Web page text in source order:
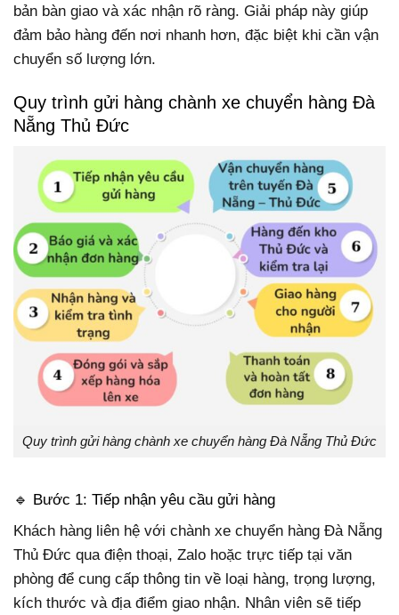
bản bàn giao và xác nhận rõ ràng. Giải pháp này giúp
đảm bảo hàng đến nơi nhanh hơn, đặc biệt khi cần vận
chuyển số lượng lớn.
Quy trình gửi hàng chành xe chuyển hàng Đà
Nẵng Thủ Đức
Quy trình gửi hàng chành xe chuyển hàng Đà Nẵng Thủ Đức
🔹 Bước 1: Tiếp nhận yêu cầu gửi hàng
Khách hàng liên hệ với chành xe chuyển hàng Đà Nẵng
Thủ Đức qua điện thoại, Zalo hoặc trực tiếp tại văn
phòng để cung cấp thông tin về loại hàng, trọng lượng,
kích thước và địa điểm giao nhận. Nhân viên sẽ tiếp